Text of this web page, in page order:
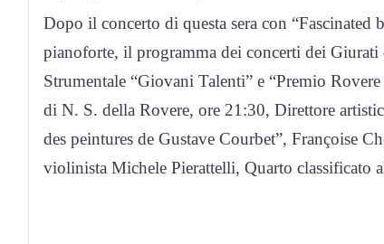
Dopo il concerto di questa sera con
pianoforte, il programma dei concerti dei
Strumentale “Giovani Talenti” e “Premio
di N. S. della Rovere, ore 21:30, Direttore
des peintures de Gustave Courbet”, Françoise
violinista Michele Pierattelli, Quarto classificato